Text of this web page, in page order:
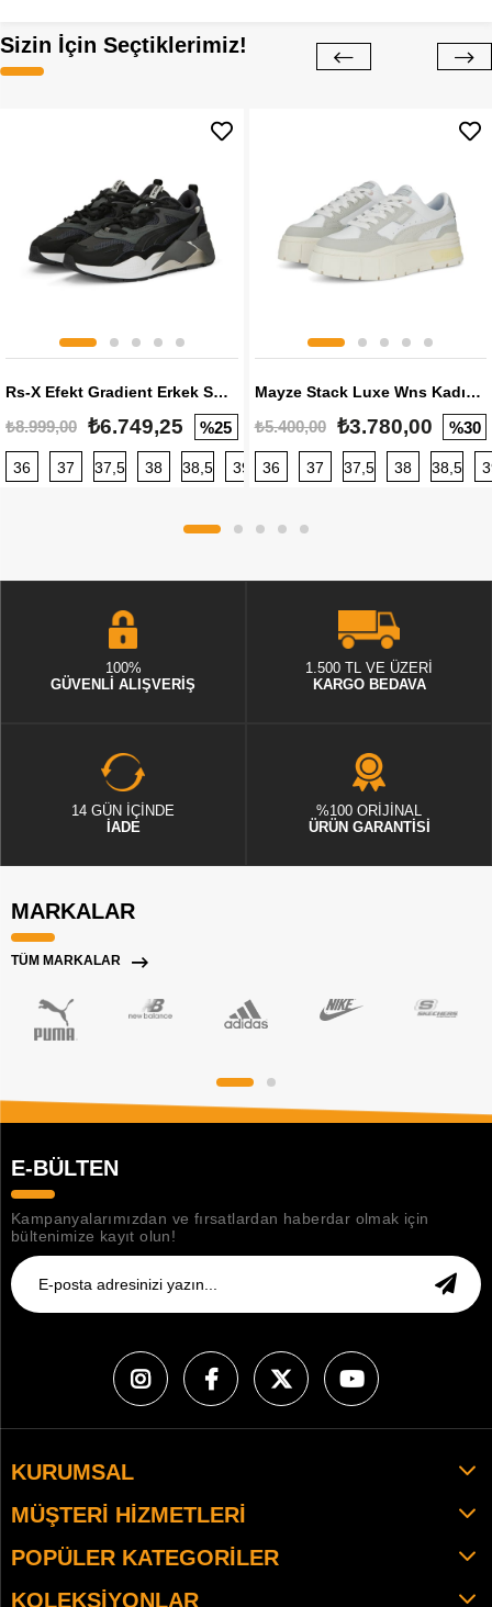
Sizin İçin Seçtiklerimiz!
Rs-X Efekt Gradient Erkek Sneaker
₺8.999,00 ₺6.749,25 %25
36 37 37,5 38 38,5 39 40 40,5 41 42 42,5
Mayze Stack Luxe Wns Kadın Sneaker
₺5.400,00 ₺3.780,00 %30
36 37 37,5 38 38,5
100%
GÜVENLİ ALIŞVERİŞ
1.500 TL VE ÜZERİ
KARGO BEDAVA
14 GÜN İÇİNDE
İADE
%100 ORİJİNAL
ÜRÜN GARANTİSİ
MARKALAR
TÜM MARKALAR
E-BÜLTEN
Kampanyalarımızdan ve fırsatlardan haberdar olmak için
bültenimize kayıt olun!
KURUMSAL
MÜŞTERI HIZMETLERI
POPÜLER KATEGORILER
KOLEKSIYONLAR